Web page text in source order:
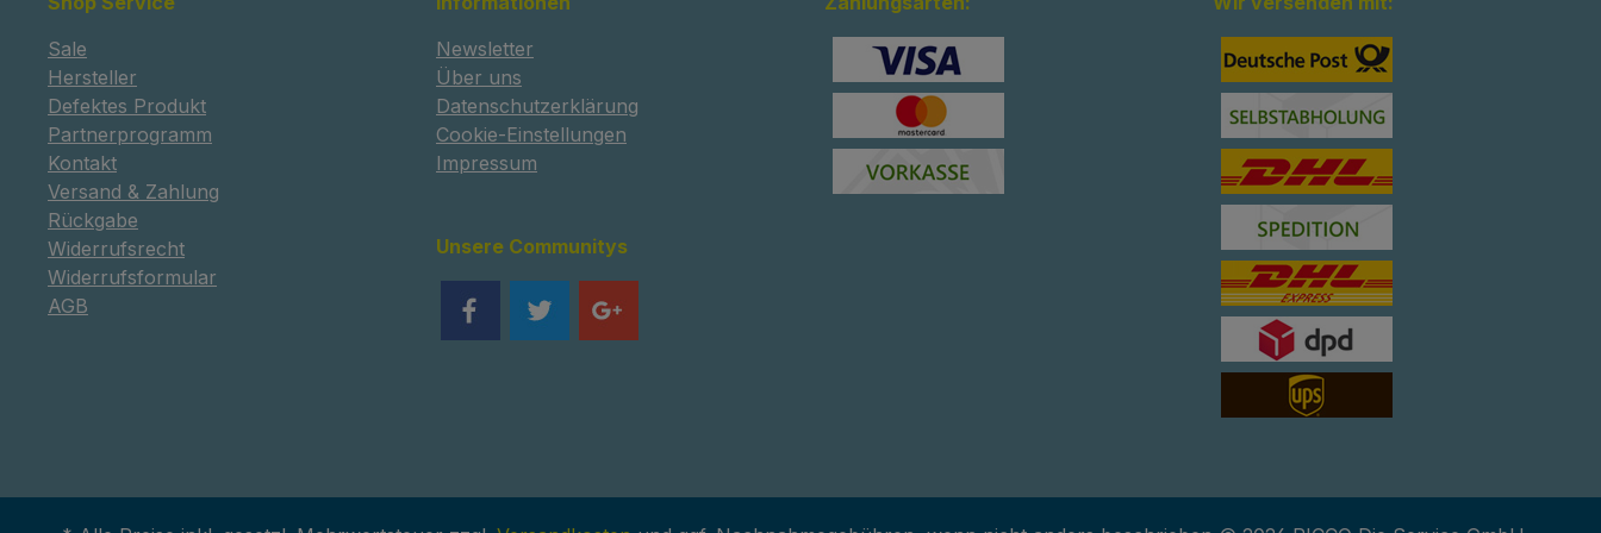
lässt sich dieser ganz einfach von
der Druckplatte entfernen.
Außerdem verhindert Magigoo
das berüchtigte Warping von
größeren Objekten, besonders an
den Rändern der Druckplatte
Sale
Hersteller
Defektes Produkt
Partnerprogramm
Kontakt
Versand & Zahlung
Rückgabe
Widerrufsrecht
Widerrufsformular
AGB
Newsletter
Über uns
Datenschutzerklärung
Cookie-Einstellungen
Impressum
Unsere Communitys